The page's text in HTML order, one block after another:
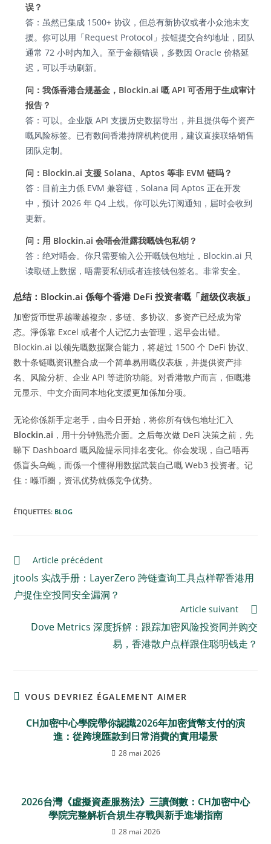
误？
答：虽然已集成 1500+ 协议，但总有新协议或者小众池未支
援。你可以用「Request Protocol」按钮提交合约地址，团队
通常 72 小时内加入。至于金额错误，多数因 Oracle 价格延
迟，可以手动刷新。
问：我係香港合规基金，Blockin.ai 嘅 API 可否用于生成审计
报告？
答：可以。企业版 API 支援历史数据导出，并且提供每个资产
嘅风险标签。已有数间香港持牌机构使用，建议直接联络销售
团队定制。
问：Blockin.ai 支援 Solana、Aptos 等非 EVM 链吗？
答：目前主力係 EVM 兼容链，Solana 同 Aptos 正在开发
中，预计 2026 年 Q4 上线。你可以先订阅通知，届时会收到
更新。
问：用 Blockin.ai 会唔会泄露我嘅钱包私钥？
答：绝对唔会。你只需要输入公开嘅钱包地址，Blockin.ai 只
读取链上数据，唔需要私钥或者连接钱包签名。非常安全。
总结：Blockin.ai 係每个香港 DeFi 投资者嘅「超级仪表板」
加密货币世界越嚟越複杂，多链、多协议、多资产已经成为常
态。淨係靠 Excel 或者个人记忆力去管理，迟早会出错。
Blockin.ai 以领先嘅数据聚合能力，将超过 1500 个 DeFi 协议、
数十条链嘅资讯整合成一个简单易用嘅仪表板，并提供资产排
名、风险分析、企业 API 等进阶功能。对香港散户而言，佢嘅港
元显示、中文介面同本地化支援更加係加分项。
无论你係新手定老手，由今日开始，将你所有钱包地址汇入
Blockin.ai ，用十分钟熟悉介面。之后每次做 DeFi 决策之前，先
睇下 Dashboard 嘅风险提示同排名变化。你会发现，自己唔再
係盲头乌蝇，而係一个懂得用数据武装自己嘅 Web3 投资者。记
住：喺币圈，资讯优势就係竞争优势。
ÉTIQUETTES: BLOG
Article précédent
jtools 实战手册：LayerZero 跨链查询工具点样帮香港用
户捉住空投同安全漏洞？
Article suivant
Dove Metrics 深度拆解：跟踪加密风险投资同并购交
易，香港散户点样跟住聪明钱走？
VOUS DEVRIEZ ÉGALEMENT AIMER
CH加密中心學院帶你認識2026年加密貨幣支付的演
進：從跨境匯款到日常消費的實用場景
28 mai 2026
2026台灣《虛擬資產服務法》三讀倒數：CH加密中心
學院完整解析合規生存戰與新手進場指南
28 mai 2026